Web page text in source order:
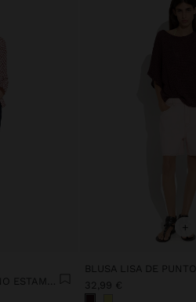
CÁRDIGAN DE PUNTO FINO ESTAMPADO
+
BLUSA LISA DE PUNTO
32,99 €